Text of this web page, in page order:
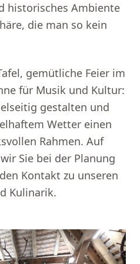
historisches Ambiente
die man so kein
gemütliche Feier im
für Musik und Kultur:
gestalten und
Wetter einen
Rahmen. Auf
Sie bei der Planung
Kontakt zu unseren
Kulinarik.